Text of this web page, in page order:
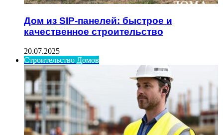
Дом из SIP-панелей: быстрое и
качественное строительство
20.07.2025
Строительство Домов